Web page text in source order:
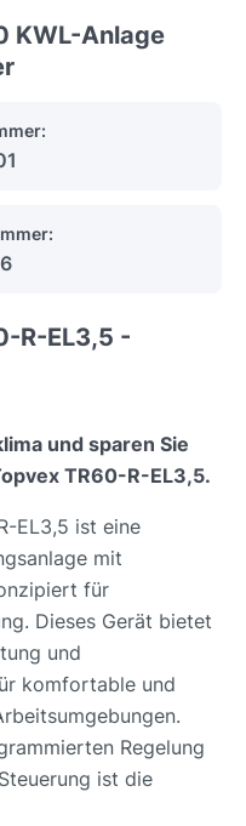
KWL-Anlage
R-EL3,5 -
und sparen Sie
TR60-R-EL3,5.
EL3,5 ist eine
mit
für
Dieses Gerät bietet
und
komfortable und
Regelung
ist die